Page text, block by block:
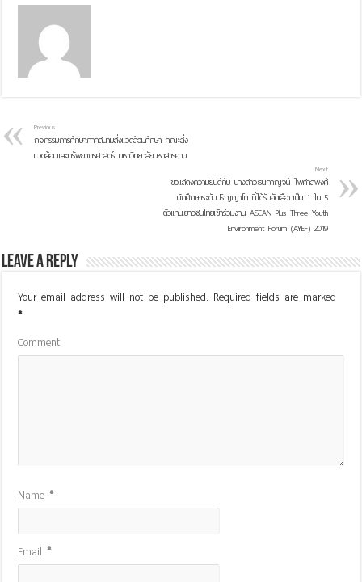
Previous
กิจกรรมการศึกษาภาคสนามสิ่งแวดล้อมศึกษา คณะสิ่ง
แวดล้อมและทรัพยากรศาสตร์ มหาวิทยาลัยมหาสารคาม
Next
ขอแสดงความยินดีกับ นางสาวธนกาญจน์ ไพศาลพงศ์
นักศึกษาระดับปริญญาโท ที่ได้รับคัดเลือกเป็น 1 ใน 5
ตัวแทนเยาวชนไทยเข้าร่วมงาน ASEAN Plus Three Youth
Environment Forum (AYEF) 2019
Leave a Reply
Your email address will not be published. Required fields are marked
*
Comment
Name*
Email*